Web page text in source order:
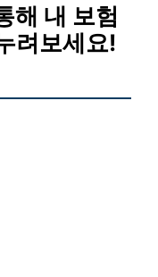
해 내 보험
려보세요!